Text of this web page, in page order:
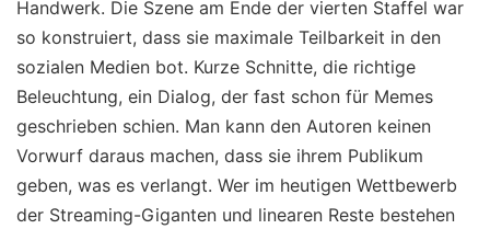
Handwerk. Die Szene am Ende der vierten Staffel war
so konstruiert, dass sie maximale Teilbarkeit in den
sozialen Medien bot. Kurze Schnitte, die richtige
Beleuchtung, ein Dialog, der fast schon für Memes
geschrieben schien. Man kann den Autoren keinen
Vorwurf daraus machen, dass sie ihrem Publikum
geben, was es verlangt. Wer im heutigen Wettbewerb
der Streaming-Giganten und linearen Reste bestehen